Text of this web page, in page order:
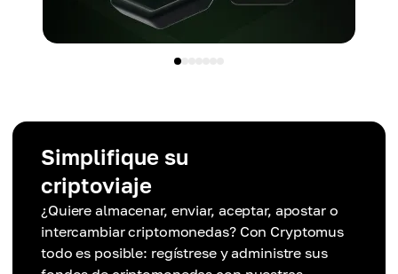
Simplifique su
criptoviaje
¿Quiere almacenar, enviar, aceptar, apostar o
intercambiar criptomonedas? Con Cryptomus
todo es posible: regístrese y administre sus